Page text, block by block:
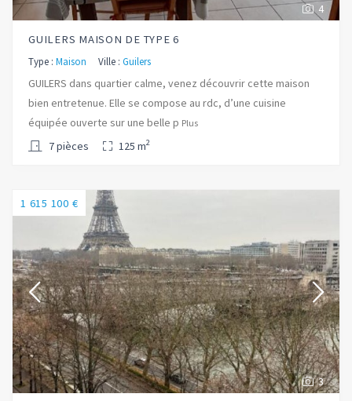
4
GUILERS MAISON DE TYPE 6
Type : Maison Ville : Guilers
GUILERS dans quartier calme, venez découvrir cette maison
bien entretenue. Elle se compose au rdc, d’une cuisine
équipée ouverte sur une belle p Plus
7 pièces 125 m2
3
1 615 100 €